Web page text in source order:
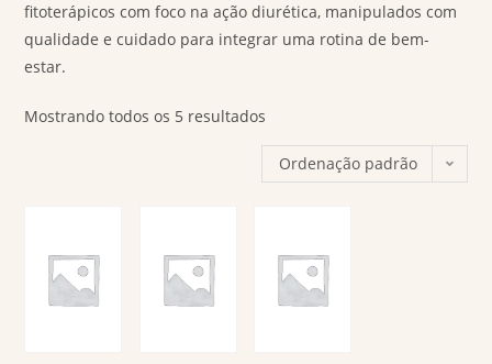
fitoterápicos com foco na ação diurética, manipulados com
qualidade e cuidado para integrar uma rotina de bem-
estar.
Mostrando todos os 5 resultados
Ordenação padrão